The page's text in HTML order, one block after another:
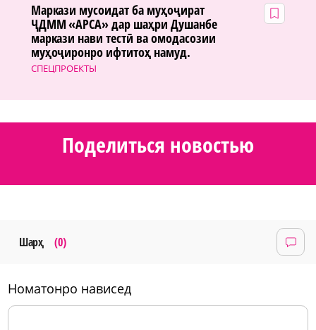
СПЕЦПРОЕКТЫ
Маркази мусоидат ба муҳоҷират
ҶДММ «АРСА» дар шаҳри Душанбе
маркази нави тестӣ ва омодасозии
муҳоҷиронро ифтитоҳ намуд.
Поделиться новостью
Шарҳ (0)
номатонро нависед